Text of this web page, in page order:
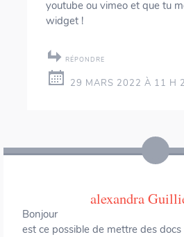
youtube ou vimeo et que tu
widget !
RÉPONDRE
29 MARS 2022 À 11 H
alexandra
Bonjour
est ce possible de mettre des